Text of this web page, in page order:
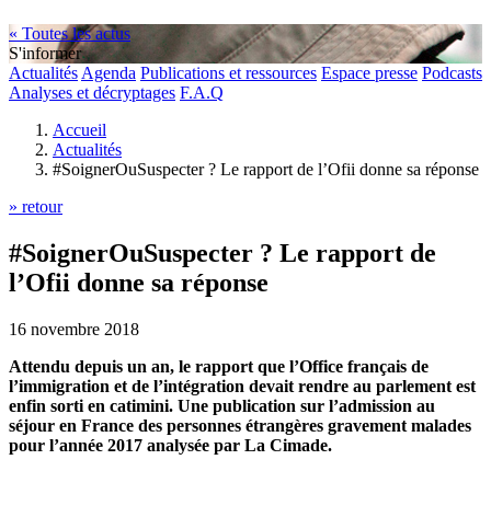
« Toutes les actus
S'informer
Actualités Agenda Publications et ressources Espace presse Podcasts
Analyses et décryptages F.A.Q
Accueil
Actualités
#SoignerOuSuspecter ? Le rapport de l’Ofii donne sa réponse
» retour
#SoignerOuSuspecter ? Le rapport de
l’Ofii donne sa réponse
16 novembre 2018
Attendu depuis un an, le rapport que l’Office français de
l’immigration et de l’intégration devait rendre au parlement est
enfin sorti en catimini. Une publication sur l’admission au
séjour en France des personnes étrangères gravement malades
pour l’année 2017 analysée par La Cimade.